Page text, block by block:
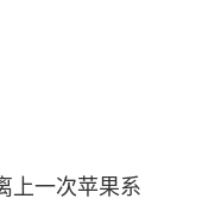
上一次苹果系